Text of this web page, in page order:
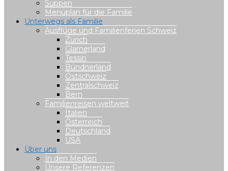
Suppen
Menüplan für die Familie
Unterwegs als Familie
Ausflüge und Familienferien Schweiz
Zürich
Glarnerland
Tessin
Bündnerland
Ostschweiz
Zentralschweiz
Bern
Familienreisen weltweit
Italien
Österreich
Deutschland
USA
Über uns
In den Medien
Unsere Referenzen